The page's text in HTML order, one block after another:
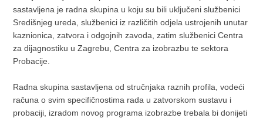
sastavljena je radna skupina u koju su bili uključeni službenici
Središnjeg ureda, službenici iz različitih odjela ustrojenih unutar
kaznionica, zatvora i odgojnih zavoda, zatim službenici Centra
za dijagnostiku u Zagrebu, Centra za izobrazbu te sektora
Probacije.
Radna skupina sastavljena od stručnjaka raznih profila, vodeći
računa o svim specifičnostima rada u zatvorskom sustavu i
probaciji, izradom novog programa izobrazbe trebala bi donijeti